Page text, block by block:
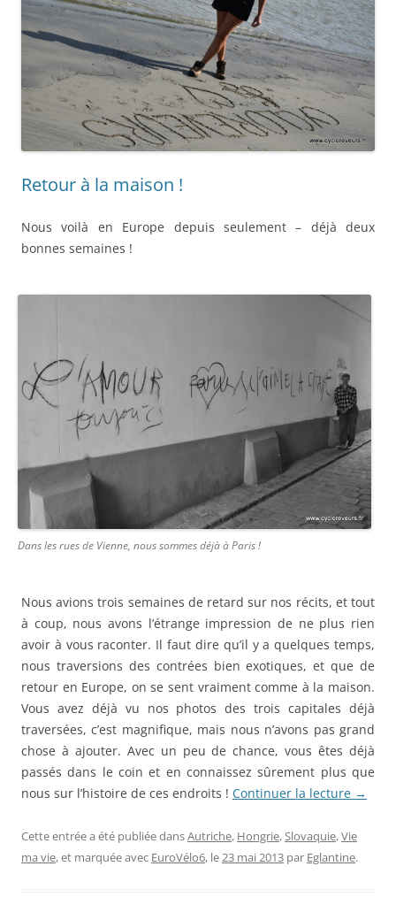
Retour à la maison !
Nous voilà en Europe depuis seulement – déjà deux
bonnes semaines !
Dans les rues de Vienne, nous sommes déjà à Paris !
Nous avions trois semaines de retard sur nos récits, et tout
à coup, nous avons l’étrange impression de ne plus rien
avoir à vous raconter. Il faut dire qu’il y a quelques temps,
nous traversions des contrées bien exotiques, et que de
retour en Europe, on se sent vraiment comme à la maison.
Vous avez déjà vu nos photos des trois capitales déjà
traversées, c’est magnifique, mais nous n’avons pas grand
chose à ajouter. Avec un peu de chance, vous êtes déjà
passés dans le coin et en connaissez sûrement plus que
nous sur l’histoire de ces endroits ! Continuer la lecture →
Cette entrée a été publiée dansAutriche, Hongrie,Slovaquie,Vie
ma vie, et marquée avec EuroVélo6, le23 mai 2013 par Eglantine.